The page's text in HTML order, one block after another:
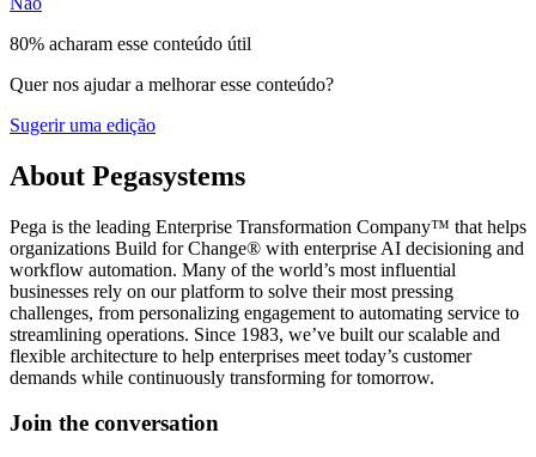
80% acharam esse conteúdo útil
Quer nos ajudar a melhorar esse conteúdo?
Sugerir uma edição
About Pegasystems
Pega is the leading Enterprise Transformation Company™ that helps
organizations Build for Change® with enterprise AI decisioning and
workflow automation. Many of the world’s most influential
businesses rely on our platform to solve their most pressing
challenges, from personalizing engagement to automating service to
streamlining operations. Since 1983, we’ve built our scalable and
flexible architecture to help enterprises meet today’s customer
demands while continuously transforming for tomorrow.
Join the conversation